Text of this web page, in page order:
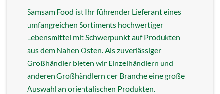
Samsam Food ist Ihr führender Lieferant eines
umfangreichen Sortiments hochwertiger
Lebensmittel mit Schwerpunkt auf Produkten
aus dem Nahen Osten. Als zuverlässiger
Großhändler bieten wir Einzelhändlern und
anderen Großhändlern der Branche eine große
Auswahl an orientalischen Produkten.